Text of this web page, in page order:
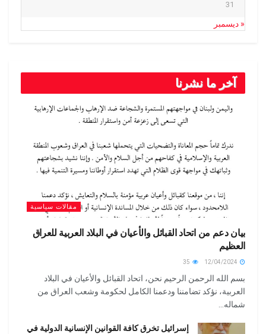
31
« ديسمبر
آخر ما نشرنا
مقالات سياسية
بيان دعم من اتحاد القبائل والأعيان في البلاد العربية للعراق
العظيم
بسم الله الرحمن الرحيم نحن، اتحاد القبائل والأعيان في البلاد
العربية، نؤكد تضامننا ودعمنا الكامل لحكومة وشعب العراق من
شماله...
إسرائيل تخرق كافة القوانين الإنسانية الدولية في